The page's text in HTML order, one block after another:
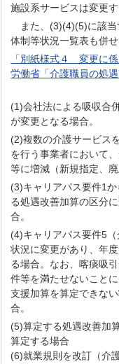
施設系サービスは変更
また、(3)(4)(5)に該当
体制等状況一覧表も併
「別紙様式４ 変更に
労働省「介護職員の処
(1)会社法による吸収合
が変更となる場合。
(2)複数の介護サービス
を行う事業者において
等に増減（新規指定、
(3)キャリアパス要件1
る処遇改善加算の区分
合。
(4)キャリアパス要件5
状況に変更があり、年
る場合。なお、喀痰吸
件等を満たせないこと
支援加算を算定できな
合。
(5)算定する処遇改善加
算定する場合
(6)就業規則を改訂（介